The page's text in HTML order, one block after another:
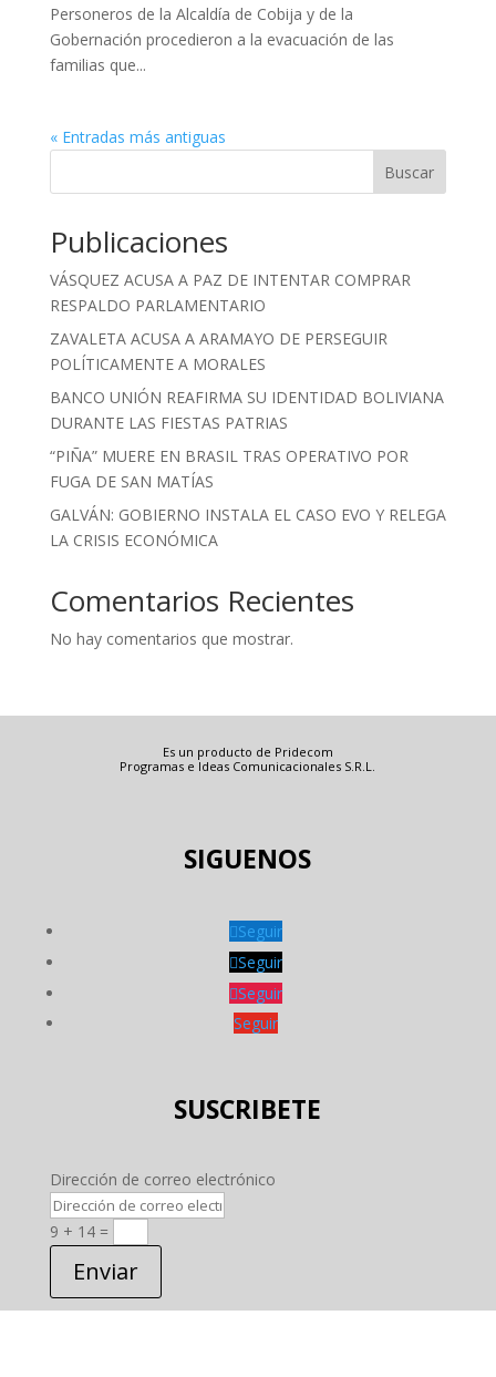
Personeros de la Alcaldía de Cobija y de la
Gobernación procedieron a la evacuación de las
familias que...
« Entradas más antiguas
Buscar
Publicaciones
VÁSQUEZ ACUSA A PAZ DE INTENTAR COMPRAR
RESPALDO PARLAMENTARIO
ZAVALETA ACUSA A ARAMAYO DE PERSEGUIR
POLÍTICAMENTE A MORALES
BANCO UNIÓN REAFIRMA SU IDENTIDAD BOLIVIANA
DURANTE LAS FIESTAS PATRIAS
“PIÑA” MUERE EN BRASIL TRAS OPERATIVO POR
FUGA DE SAN MATÍAS
GALVÁN: GOBIERNO INSTALA EL CASO EVO Y RELEGA
LA CRISIS ECONÓMICA
Comentarios Recientes
No hay comentarios que mostrar.
Es un producto de Pridecom
Programas e Ideas Comunicacionales S.R.L.
SIGUENOS
Seguir
Seguir
Seguir
Seguir
SUSCRIBETE
Dirección de correo electrónico
9 + 14=
Enviar